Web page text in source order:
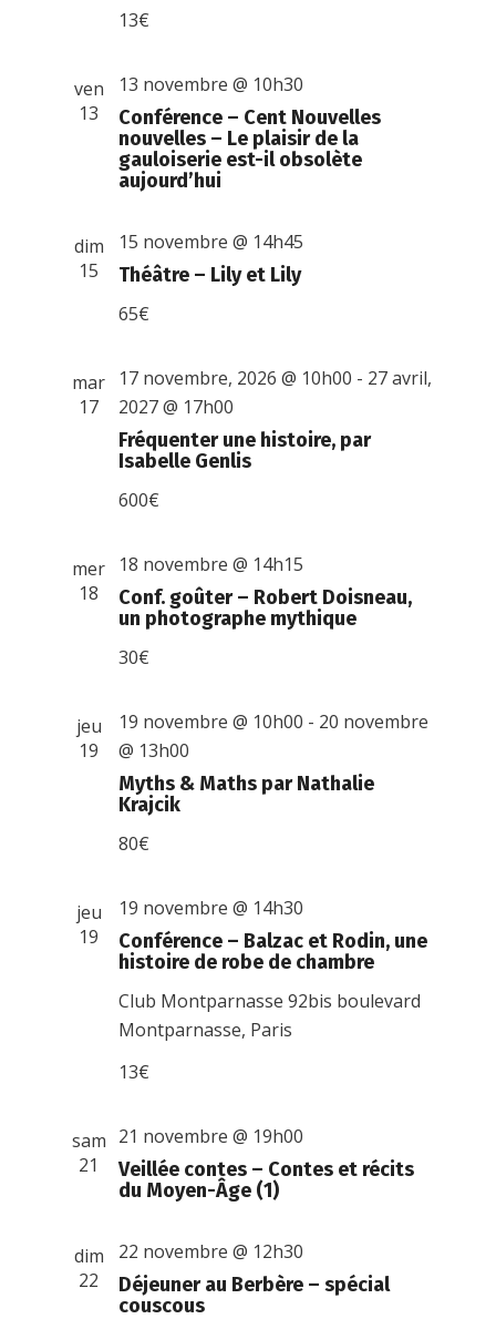
13€
ven
13
Conférence – Cent Nouvelles
nouvelles – Le plaisir de la
gauloiserie est-il obsolète
aujourd’hui
13 novembre @ 10h30
dim
15
Théâtre – Lily et Lily
15 novembre @ 14h45
65€
mar
17
Fréquenter une histoire, par
Isabelle Genlis
17 novembre, 2026 @ 10h00 - 27 avril,
2027 @ 17h00
600€
mer
18
Conf. goûter – Robert Doisneau,
un photographe mythique
18 novembre @ 14h15
30€
jeu
19
Myths & Maths par Nathalie
Krajcik
19 novembre @ 10h00 - 20 novembre
@ 13h00
80€
jeu
19
Conférence – Balzac et Rodin, une
histoire de robe de chambre
19 novembre @ 14h30
Club Montparnasse92bis boulevard
Montparnasse, Paris
13€
sam
21
Veillée contes – Contes et récits
du Moyen-Âge (1)
21 novembre @ 19h00
dim
22
Déjeuner au Berbère – spécial
couscous
22 novembre @ 12h30